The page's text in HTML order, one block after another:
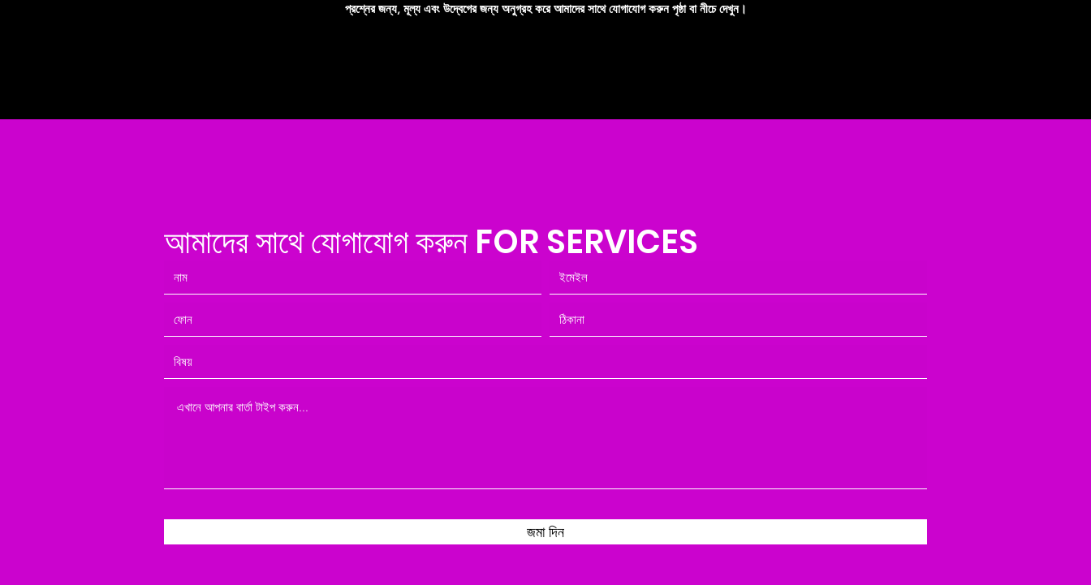
প্রশ্নের জন্য, মূল্য এবং উদ্বেগের জন্য অনুগ্রহ করে আমাদের সাথে যোগাযোগ করুন পৃষ্ঠা বা নীচে দেখুন।
আমাদের সাথে যোগাযোগ করুন FOR SERVICES
জমা দিন